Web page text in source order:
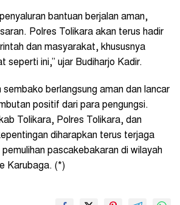
bantuan berjalan aman,
Polres Tolikara akan terus hadir
dan masyarakat, khususnya
seperti ini,” ujar Budiharjo Kadir.
sembako berlangsung aman dan lancar
positif dari para pengungsi.
Tolikara, Polres Tolikara, dan
diharapkan terus terjaga
pascakebakaran di wilayah
Karubaga. (*)